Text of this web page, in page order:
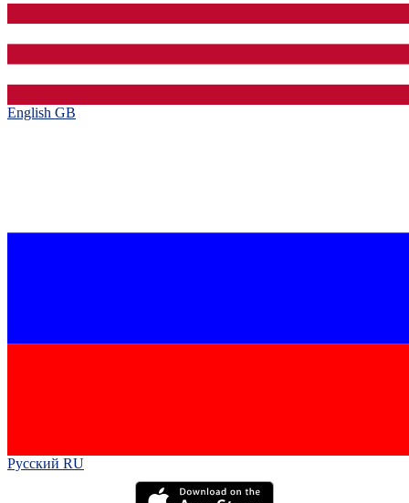
English GB‎
Русский RU‎